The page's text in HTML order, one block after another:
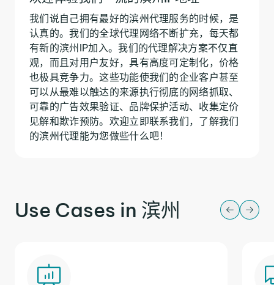
我们说自己拥有最好的滨州代理服务的时候，是
认真的。我们的全球代理网络不断扩充，每天都
有新的滨州IP加入。我们的代理解决方案不仅直
观，而且对用户友好，具有高度可定制化，价格
也极具竞争力。这些功能使我们的企业客户甚至
可以从最难以触达的来源执行彻底的网络抓取、
可靠的广告效果验证、品牌保护活动、收集定价
见解和欺诈预防。欢迎立即联系我们，了解我们
的滨州代理能为您做些什么吧！
Use Cases in 滨州